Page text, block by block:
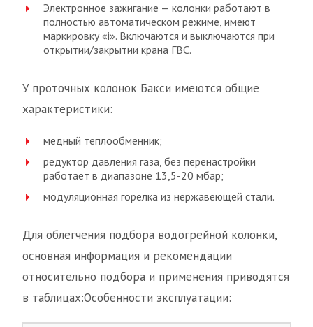
Электронное зажигание — колонки работают в
полностью автоматическом режиме, имеют
маркировку «i». Включаются и выключаются при
открытии/закрытии крана ГВС.
У проточных колонок Бакси имеются общие
характеристики:
медный теплообменник;
редуктор давления газа, без перенастройки
работает в диапазоне 13,5-20 мбар;
модуляционная горелка из нержавеющей стали.
Для облегчения подбора водогрейной колонки,
основная информация и рекомендации
относительно подбора и применения приводятся
в таблицах:Особенности эксплуатации: